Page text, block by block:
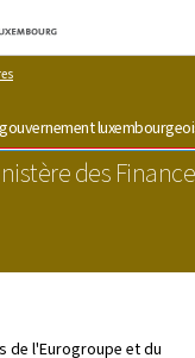
au menu principal
Aller au contenu
des
de l'Eurogroupe et du